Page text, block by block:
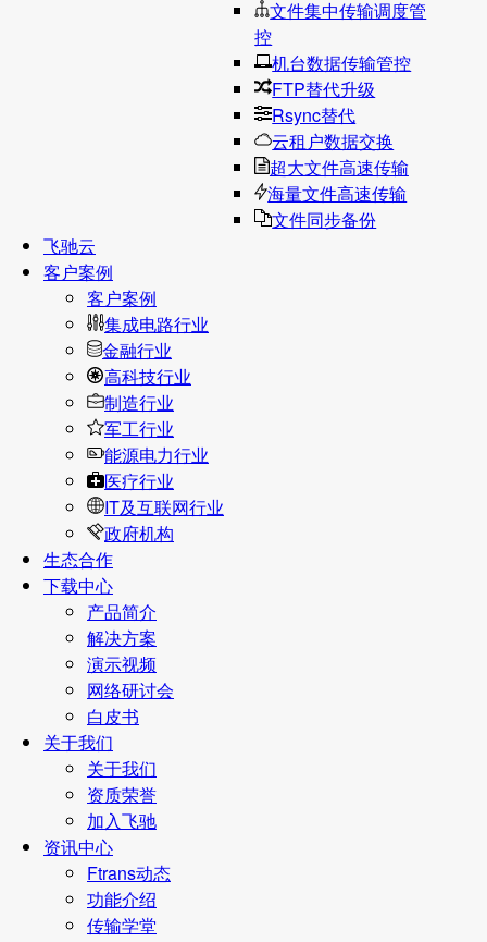
文件集中传输调度管
控
机台数据传输管控
FTP替代升级
Rsync替代
云租户数据交换
超大文件高速传输
海量文件高速传输
文件同步备份
飞驰云
客户案例
客户案例
集成电路行业
金融行业
高科技行业
制造行业
军工行业
能源电力行业
医疗行业
IT及互联网行业
政府机构
生态合作
下载中心
产品简介
解决方案
演示视频
网络研讨会
白皮书
关于我们
关于我们
资质荣誉
加入飞驰
资讯中心
Ftrans动态
功能介绍
传输学堂